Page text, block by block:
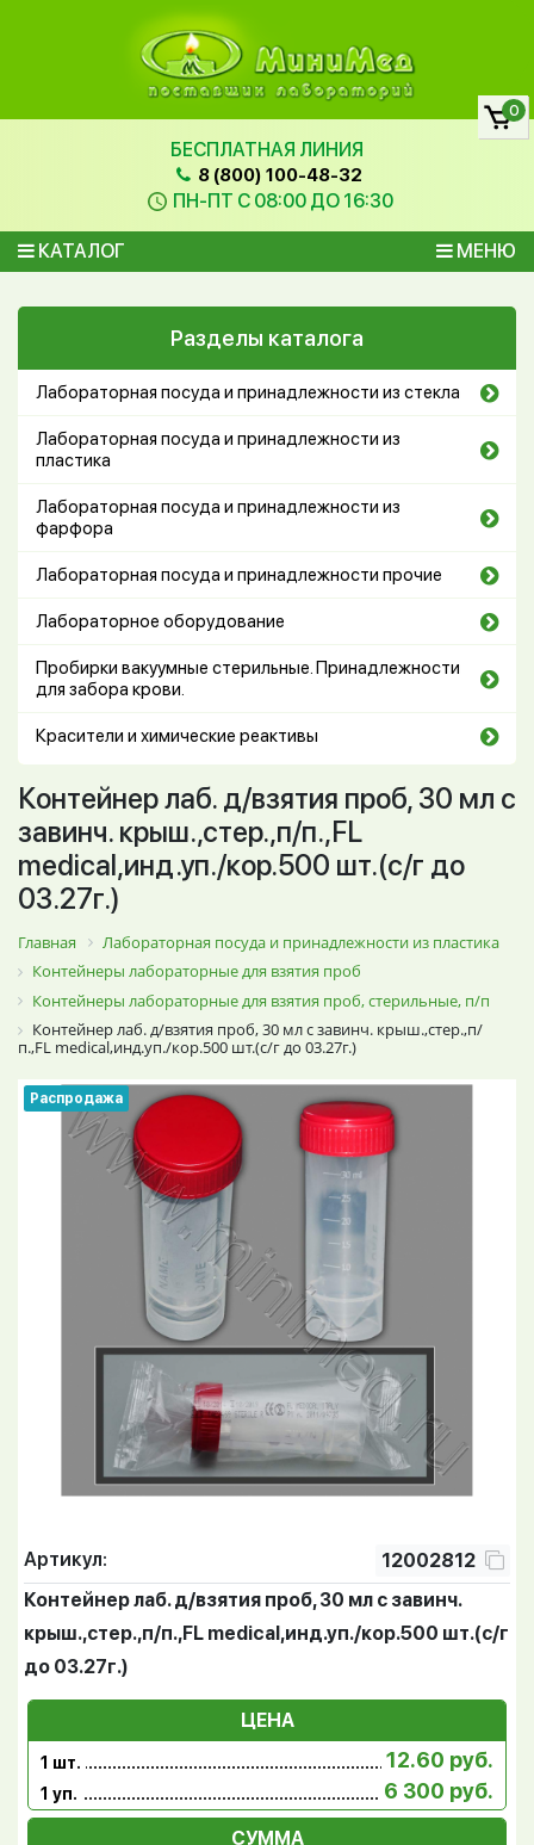
БЕСПЛАТНАЯ ЛИНИЯ
8 (800) 100-48-32
ПН-ПТ С 08:00 ДО 16:30
КАТАЛОГ МЕНЮ
0
Разделы каталога
Лабораторная посуда и принадлежности из стекла
Лабораторная посуда и принадлежности из
пластика
Лабораторная посуда и принадлежности из
фарфора
Лабораторная посуда и принадлежности прочие
Лабораторное оборудование
Пробирки вакуумные стерильные. Принадлежности
для забора крови.
Красители и химические реактивы
Контейнер лаб. д/взятия проб, 30 мл с
завинч. крыш.,стер.,п/п.,FL
medical,инд.уп./кор.500 шт.(с/г до
03.27г.)
Главная
Лабораторная посуда и принадлежности из пластика
Контейнеры лабораторные для взятия проб
Контейнеры лабораторные для взятия проб, стерильные, п/п
Контейнер лаб. д/взятия проб, 30 мл с завинч. крыш.,стер.,п/
п.,FL medical,инд.уп./кор.500 шт.(с/г до 03.27г.)
Распродажа
Артикул:
12002812
Контейнер лаб. д/взятия проб, 30 мл с завинч.
крыш.,стер.,п/п.,FL medical,инд.уп./кор.500 шт.(с/г
до 03.27г.)
ЦЕНА
1 шт. 12.60 руб.
1 уп. 6 300 руб.
СУММА